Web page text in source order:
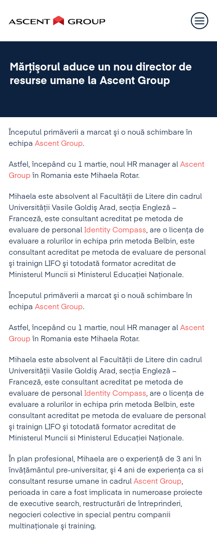
Mărţişorul aduce un nou director de
resurse umane la Ascent Group
Începutul primăverii a marcat şi o nouă schimbare în
echipa Ascent Group.
Astfel, începând cu 1 martie, noul HR manager al Ascent
Groupîn Romania este Mihaela Rotar.
Mihaela este absolvent al Facultăţii de Litere din cadrul
Universităţii Vasile Goldiş Arad, secţia Engleză –
Franceză, este consultant acreditat pe metoda de
evaluare de personal Identity Compass, are o licenţa de
evaluare a rolurilor in echipa prin metoda Belbin, este
consultant acreditat pe metoda de evaluare de personal
şi trainign LIFO şi totodată formator acreditat de
Ministerul Muncii si Ministerul Educaţiei Naţionale.
Începutul primăverii a marcat şi o nouă schimbare în
echipa Ascent Group.
Astfel, începând cu 1 martie, noul HR manager al Ascent
Groupîn Romania este Mihaela Rotar.
Mihaela este absolvent al Facultăţii de Litere din cadrul
Universităţii Vasile Goldiş Arad, secţia Engleză –
Franceză, este consultant acreditat pe metoda de
evaluare de personal Identity Compass, are o licenţa de
evaluare a rolurilor in echipa prin metoda Belbin, este
consultant acreditat pe metoda de evaluare de personal
şi trainign LIFO şi totodată formator acreditat de
Ministerul Muncii si Ministerul Educaţiei Naţionale.
În plan profesional, Mihaela are o experienţă de 3 ani în
învăţământul pre-universitar, şi 4 ani de experienţa ca si
consultant resurse umane in cadrul Ascent Group,
perioada in care a fost implicata in numeroase proiecte
de executive search, restructurări de întreprinderi,
negocieri colective in special pentru companii
multinaţionale şi training.